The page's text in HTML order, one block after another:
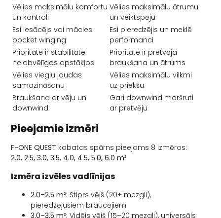
Vēlies maksimālu komfortu
un kontroli
Vēlies maksimālu ātrumu
un veiktspēju
Esi iesācējs vai mācies
pocket winging
Esi pieredzējis un meklē
performanci
Prioritāte ir stabilitāte
nelabvēlīgos apstākļos
Prioritāte ir pretvēja
braukšana un ātrums
Vēlies vieglu jaudas
samazināšanu
Vēlies maksimālu vilkmi
uz priekšu
Braukšana ar vēju un
downwind
Gari downwind maršruti
ar pretvēju
Pieejamie izmēri
F-ONE QUEST kabatas spārns pieejams 8 izmēros:
2.0, 2.5, 3.0, 3.5, 4.0, 4.5, 5.0, 6.0 m²
Izmēra izvēles vadlīnijas
2.0–2.5 m²: Stiprs vējš (20+ mezgli),
pieredzējušiem braucējiem
3.0–3.5 m²: Vidējs vējš (15–20 mezgli), universāls